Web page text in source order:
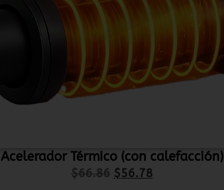
Acelerador Térmico (con calefacción)
$66.86 $56.78